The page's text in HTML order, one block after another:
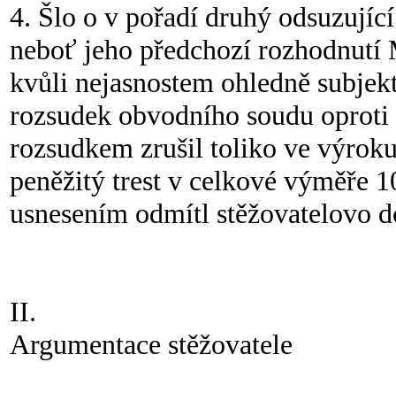
4. Šlo o v pořadí druhý
neboť jeho předchozí rozhodnutí
kvůli nejasnostem ohledně
rozsudek obvodního soudu
rozsudkem zrušil toliko ve
peněžitý trest v celkové výměře
usnesením odmítl stěžovatelovo
II.
Argumentace stěžovatele